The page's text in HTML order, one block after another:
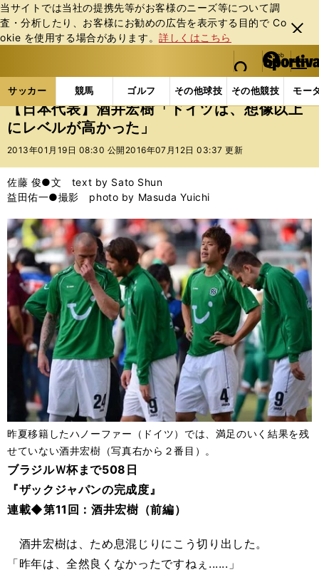
当サイトでは当社の提携先等がお客様のニーズ等について調
査・分析したり、お客様にお勧めの広告を表⽰する⽬的で Co
okie を使⽤する場合があります。詳しくはこちら
閉じ
る
web Sportiva (webスポルティーバ)
検索
マイペ
ー
ジ
メニュ
サッカー 競馬 ゴルフ その他球技 その他競技 モー
ス
ポ
ル
バ
サッカーの記事一覧 サッカー代表 日本代表 【
【日本代表】酒井宏樹「ドイツは、想像以上
にレベルが高かった」
2013年01月19日 08:30 公開 2016年07月12日 03:37 更新
佐藤 俊●文 text by Sato Shun
益田佑一●撮影 photo by Masuda Yuichi
昨夏移籍したハノーファー（ドイツ）では、満足のいく結果を残
せていない酒井宏樹（写真右から２番目）。
ブラジルＷ杯まで508日
『ザックジャパンの完成度』
連載◆第11回：酒井宏樹（前編）
酒井宏樹は、ため息混じりにこう切り出した。
「昨年は、全然良くなかったですねぇ......」